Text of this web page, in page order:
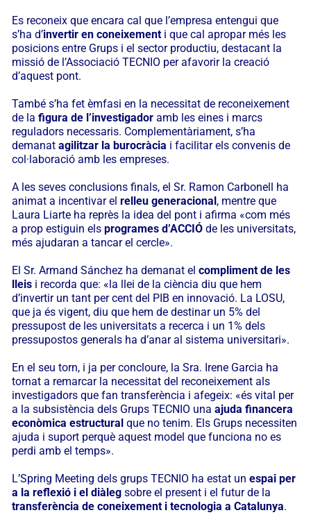
Es reconeix que encara cal que l’empresa entengui que
s’ha d’invertir en coneixement i que cal apropar més les
posicions entre Grups i el sector productiu, destacant la
missió de l’Associació TECNIO per afavorir la creació
d’aquest pont.
També s’ha fet èmfasi en la necessitat de reconeixement
de lafigura de l’investigador amb les eines i marcs
reguladors necessaris. Complementàriament, s’ha
demanatagilitzar la burocràcia i facilitar els convenis de
col·laboració amb les empreses.
A les seves conclusions finals, el Sr. Ramon Carbonell ha
animat a incentivar elrelleu generacional, mentre que
Laura Liarte ha reprès la idea del pont i afirma «com més
a prop estiguin els programes d’ACCIÓ de les universitats,
més ajudaran a tancar el cercle».
El Sr. Armand Sánchez ha demanat elcompliment de les
lleis i recorda que: «la llei de la ciència diu que hem
d’invertir un tant per cent del PIB en innovació. La LOSU,
que ja és vigent, diu que hem de destinar un 5% del
pressupost de les universitats a recerca i un 1% dels
pressupostos generals ha d’anar al sistema universitari».
En el seu torn, i ja per concloure, la Sra. Irene Garcia ha
tornat a remarcar la necessitat del reconeixement als
investigadors que fan transferència i afegeix: «és vital per
a la subsistència dels Grups TECNIO unaajuda financera
econòmica estructural que no tenim. Els Grups necessiten
ajuda i suport perquè aquest model que funciona no es
perdi amb el temps».
L’Spring Meeting dels grups TECNIO ha estat unespai per
a la reflexió i el diàleg sobre el present i el futur de la
transferència de coneixement i tecnologia a Catalunya.